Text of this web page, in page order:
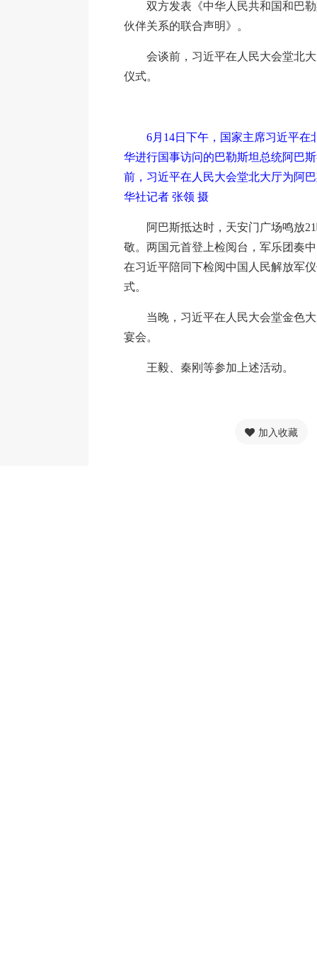
双方发表《中华人民共和国和巴
伙伴关系的联合声明》。
会谈前，习近平在人民大会堂北
仪式。
6月14日下午，国家主席习近平在
华进行国事访问的巴勒斯坦总统阿巴
前，习近平在人民大会堂北大厅为阿
华社记者 张领 摄
阿巴斯抵达时，天安门广场鸣放
敬。两国元首登上检阅台，军乐团奏
在习近平陪同下检阅中国人民解放军
式。
当晚，习近平在人民大会堂金色
宴会。
王毅、秦刚等参加上述活动。
加入收藏